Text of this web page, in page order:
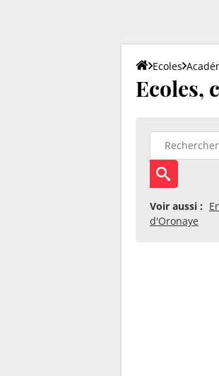
Ecoles
Ecoles,
Voir aussi :
d'Oronaye